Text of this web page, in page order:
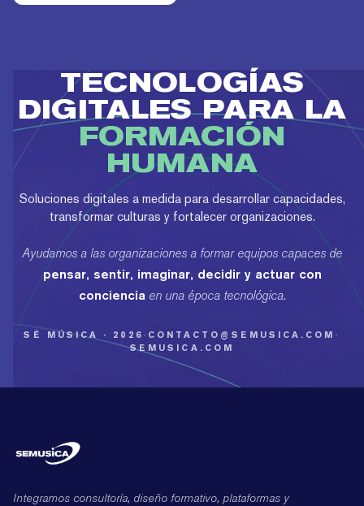
TECNOLOGÍAS
DIGITALES PARA LA
FORMACIÓN
HUMANA
Soluciones digitales a medida para desarrollar capacidades,
transformar culturas y fortalecer organizaciones.
Ayudamos a las organizaciones a formar equipos capaces de
pensar, sentir, imaginar, decidir y actuar con
concienciaen una época tecnológica.
SÉ MÚSICA · 2026 · CONTACTO@SEMUSICA.COM ·
SEMUSICA.COM
Integramos consultoría, diseño formativo, plataformas y